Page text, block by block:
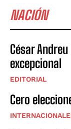
NACIÓN
César
excepcional
EDITORIAL
Cero